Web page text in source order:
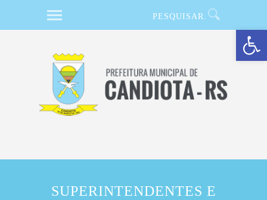
Barra de Ferramentas Aberta
SUPERINTENDENTES E